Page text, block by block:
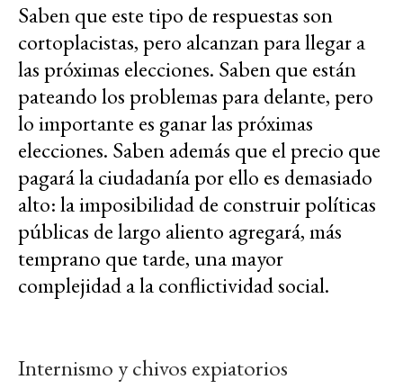
Saben que este tipo de respuestas son
cortoplacistas, pero alcanzan para llegar a
las próximas elecciones. Saben que están
pateando los problemas para delante, pero
lo importante es ganar las próximas
elecciones. Saben además que el precio que
pagará la ciudadanía por ello es demasiado
alto: la imposibilidad de construir políticas
públicas de largo aliento agregará, más
temprano que tarde, una mayor
complejidad a la conflictividad social.
Internismo y chivos expiatorios